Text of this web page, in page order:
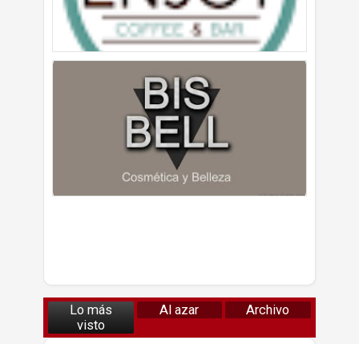
Lo más
visto
Al azar Archivo